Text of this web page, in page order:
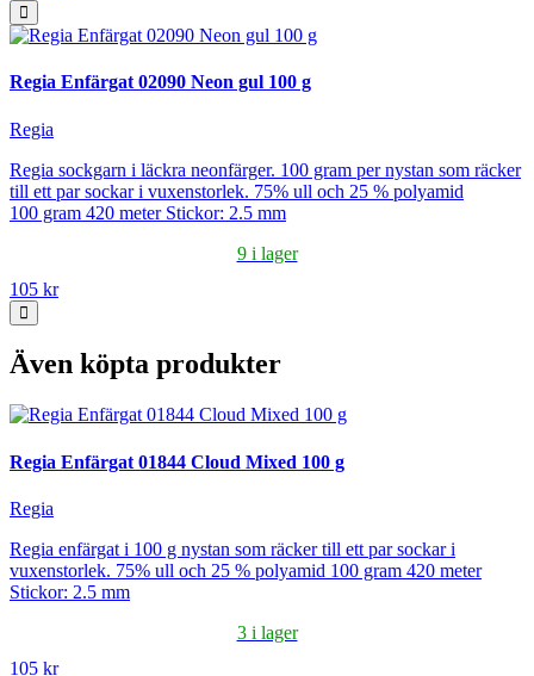
Regia Enfärgat 02090 Neon gul 100 g
Regia
Regia sockgarn i läckra neonfärger. 100 gram per nystan som räcker
till ett par sockar i vuxenstorlek. 75% ull och 25 % polyamid
100 gram 420 meter Stickor: 2.5 mm
9 i lager
105 kr
Även köpta produkter
Regia Enfärgat 01844 Cloud Mixed 100 g
Regia
Regia enfärgat i 100 g nystan som räcker till ett par sockar i
vuxenstorlek. 75% ull och 25 % polyamid 100 gram 420 meter
Stickor: 2.5 mm
3 i lager
105 kr